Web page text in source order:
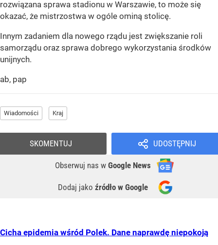
rozwiązana sprawa stadionu w Warszawie, to może się
okazać, że mistrzostwa w ogóle ominą stolicę.
Innym zadaniem dla nowego rządu jest zwiększanie roli
samorządu oraz sprawa dobrego wykorzystania środków
unijnych.
ab, pap
Wiadomości Kraj
UDOSTĘPNIJ
Obserwuj nas w Google News
Dodaj jako źródło w Google
SKOMENTUJ
Cicha epidemia wśród Polek. Dane naprawdę niepokoją